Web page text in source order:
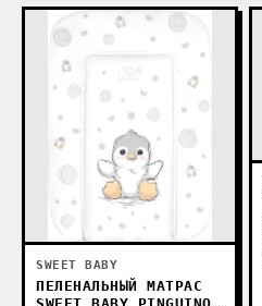
SWEET BABY
ПЕЛЕНАЛЬНЫЙ МАТРАС